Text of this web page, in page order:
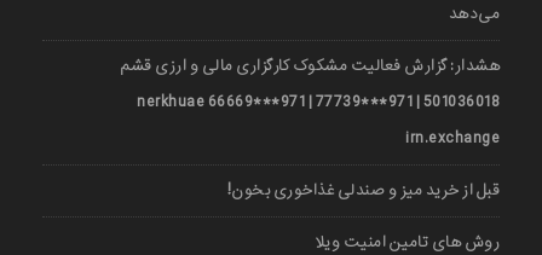
می‌دهد
هشدار: گزارش فعالیت مشکوک کارگزاری مالی و ارزی قشم
501036018 | 971***77739 | 971***66669 nerkhuae
irn.exchange
قبل از خرید میز و صندلی غذاخوری بخون!
روش های تامین امنیت ویلا